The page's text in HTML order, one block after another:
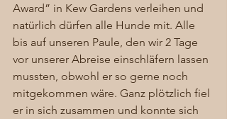
Award” in Kew Gardens verleihen und
natürlich dürfen alle Hunde mit. Alle
bis auf unseren Paule, den wir 2 Tage
vor unserer Abreise einschläfern lassen
mussten, obwohl er so gerne noch
mitgekommen wäre. Ganz plötzlich fiel
er in sich zusammen und konnte sich